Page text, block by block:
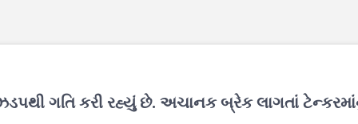
ગતિ કરી રહ્યું છે. અચાનક બ્રેક લાગતાં